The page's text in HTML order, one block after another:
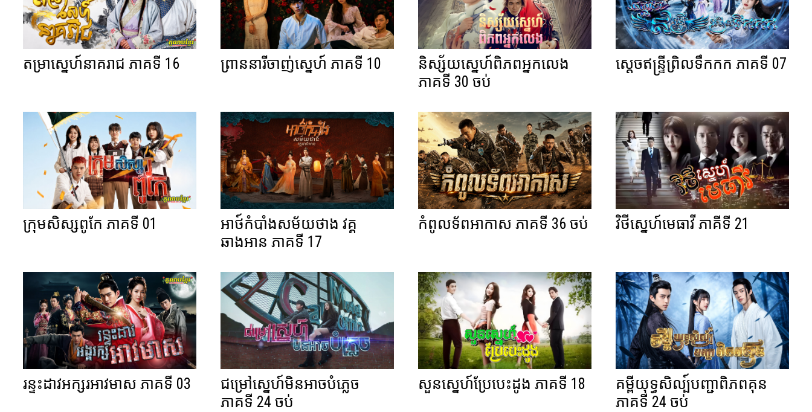
តម្រាស្នេហ៍នាគរាជ ភាគទី 16 ព្រាននារីចាញ់ស្នេហ៍ ភាគទី 10
និស្ស័យស្នេហ៍ពិភពអ្នកលេង
ភាគទី 30 ចប់
ស្តេចឥន្ទ្រីព្រិលទឹកកក ភាគទី 07
ក្រុមសិស្សពូកែ ភាគទី 01
អាថ៍កំបាំងសម័យថាង វគ្គ
ឆាងអាន ភាគទី 17
កំពូលទ័ពអាកាស ភាគទី 36 ចប់ វិថីស្នេហ៍មេធាវី ភាគីទី 21
រន្ទះដាវអក្សរអាវមាស ភាគទី 03
ជម្រៅស្នេហ៍មិនអាចបំភ្លេច
ភាគទី 24 ចប់
សួនស្នេហ៍ប្រែបេះដូង ភាគទី 18
គម្ពីយុទ្ធសិល្ប៍បញ្ជាពិភពគុន
ភាគទី 24 ចប់